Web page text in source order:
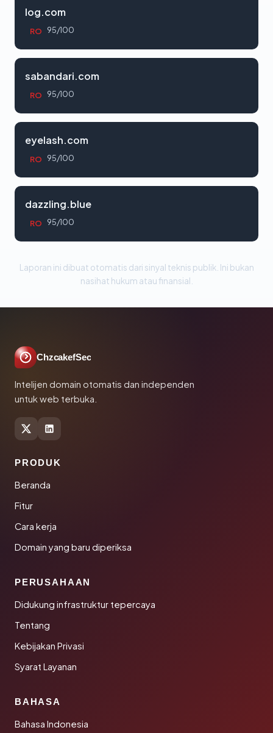
log.com
RO 95/100
sabandari.com
RO 95/100
eyelash.com
RO 95/100
dazzling.blue
RO 95/100
Laporan ini dibuat otomatis dari sinyal teknis publik. Ini bukan
nasihat hukum atau finansial.
ChzcakefSec
Intelijen domain otomatis dan independen
untuk web terbuka.
PRODUK
Beranda
Fitur
Cara kerja
Domain yang baru diperiksa
PERUSAHAAN
Didukung infrastruktur tepercaya
Tentang
Kebijakan Privasi
Syarat Layanan
BAHASA
Bahasa Indonesia